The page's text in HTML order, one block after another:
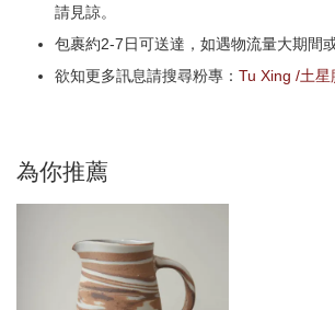
請見諒。
包裹約2-7日可送達，如遇物流量大期間
欲知更多訊息請搜尋粉專： Tu Xing /土星
為你推薦